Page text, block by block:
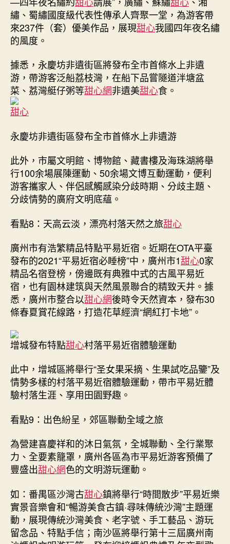
繡、蜀繡國度級代表性傳承人齊聚一堂，為游客帶
來237件（套）優美作品，展現甜心我國四年夜名繡
的風度。
據悉，永慶坊非遺街區將發布全市首條水上非遺
游，帶游客泛船荔枝灣，在船下品嘗隧道泮塘盆
菜、荔灣艇仔粥等甜心網非遺美甜心食。
甜心
永慶坊非遺街區發布全市首條水上非遺游
此外，市屬文明館、博物館、藏書樓及海珠湖將舉
行100余場展陳運動、50余場文博互動運動，便利
游客攜家人、伴侶感觸感染分歧時期、分歧主題、
分歧情勢的廣府文明底蘊。
看點8：天高云淡，漂亮村落天然之旅甜心
廣州市有浩繁精品特點平易近宿。近期在OTA平臺
發布的2021“平易近宿必睡榜”中，廣州市1甜心0家
精品名宿登榜，傍邊既有典雅中式的古風平易近
宿，也有園林建筑與天然風景聯合的精致天井。據
悉，廣州市整合以甜心網後時令天然資本，發布30
條春夏賞花線路，打造花草經濟“網紅打卡地”。
增城發布特點甜心村落平易近宿體驗運動
此中，增城區將舉行“圣女果采摘、生果試吃品鑒”及
情勢多樣的村落平易近宿體驗運動，帶市平易近體
驗村落生涯、享用田園野趣。
看點9：出色紛呈，郊區聯動全域之旅
為營建喜慶祥和的沐日氣氛，全城聯動、全行業聚
力、全要素籠罩，廣州各區為市平易近游客預備了
豐盛出甜心網色的文明游玩運動。
如：番禺區沙灣古甜心鎮將舉行“時間散步”平易近樂
實景音樂會和“暢游美食古鎮·尋味傳統沙灣”主題運
動，展現傳統沙灣美食、老字號、手工藝品、游玩
留念品、特點手信；南沙區將舉行第十三屆廣州南